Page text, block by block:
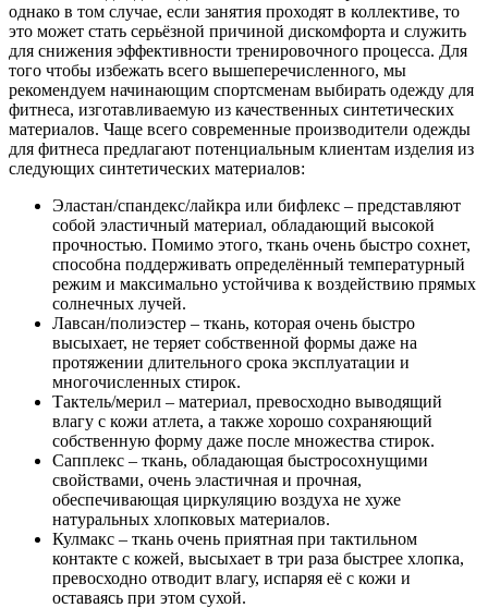
однако в том случае, если занятия проходят в коллективе, то
это может стать серьёзной причиной дискомфорта и служить
для снижения эффективности тренировочного процесса. Для
того чтобы избежать всего вышеперечисленного, мы
рекомендуем начинающим спортсменам выбирать одежду для
фитнеса, изготавливаемую из качественных синтетических
материалов. Чаще всего современные производители одежды
для фитнеса предлагают потенциальным клиентам изделия из
следующих синтетических материалов:
Эластан/спандекс/лайкра или бифлекс – представляют
собой эластичный материал, обладающий высокой
прочностью. Помимо этого, ткань очень быстро сохнет,
способна поддерживать определённый температурный
режим и максимально устойчива к воздействию прямых
солнечных лучей.
Лавсан/полиэстер – ткань, которая очень быстро
высыхает, не теряет собственной формы даже на
протяжении длительного срока эксплуатации и
многочисленных стирок.
Тактель/мерил – материал, превосходно выводящий
влагу с кожи атлета, а также хорошо сохраняющий
собственную форму даже после множества стирок.
Сапплекс – ткань, обладающая быстросохнущими
свойствами, очень эластичная и прочная,
обеспечивающая циркуляцию воздуха не хуже
натуральных хлопковых материалов.
Кулмакс – ткань очень приятная при тактильном
контакте с кожей, высыхает в три раза быстрее хлопка,
превосходно отводит влагу, испаряя её с кожи и
оставаясь при этом сухой.